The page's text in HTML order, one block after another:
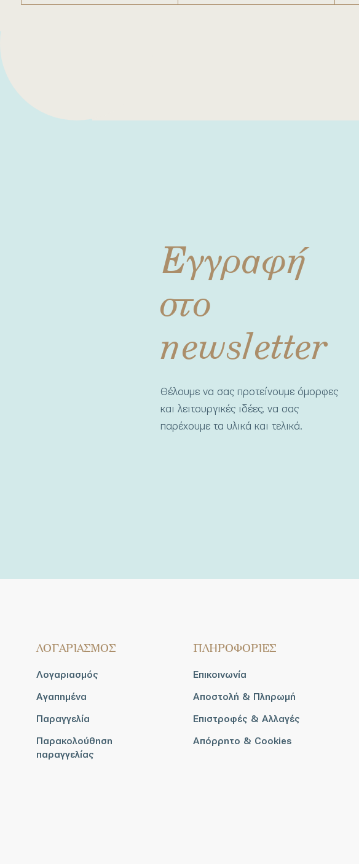
Εγγραφή
στο
newsletter
Θέλουμε να σας προτείνουμε όμορφες
και λειτουργικές ιδέες, να σας
παρέχουμε τα υλικά και τελικά.
ΛΟΓΑΡΙΑΣΜΟΣ
Λογαριασμός
Αγαπημένα
Παραγγελία
Παρακολούθηση
παραγγελίας
ΠΛΗΡΟΦΟΡΙΕΣ
Επικοινωνία
Αποστολή & Πληρωμή
Επιστροφές & Αλλαγές
Απόρρητο & Cookies